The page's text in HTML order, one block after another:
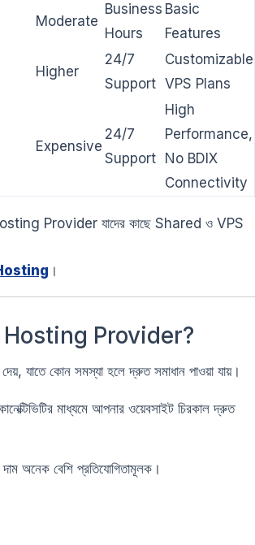
Moderate
Business
Hours
Basic
Features
Higher
24/7
Support
Customizable
VPS Plans
Expensive
24/7
Support
High
Performance,
No BDIX
Connectivity
Provider যাদের কাছে Shared ও VPS
।
Hosting Provider?
যাতে কোন সমস্যা হলে দ্রুত সমাধান পাওয়া যায়।
মাধ্যমে আপনার ওয়েবসাইট চিরকাল দ্রুত
অনেক বেশি প্রতিযোগিতামূলক।